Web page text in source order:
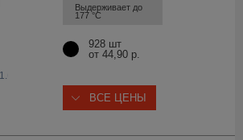
Выдерживает до
177 °С
928 шт
от 44,90 р.
ВСЕ ЦЕНЫ